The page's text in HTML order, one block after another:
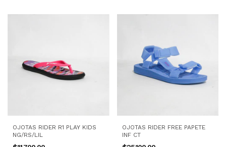
OJOTAS RIDER R1 PLAY KIDS
NG/RS/LIL
OJOTAS RIDER FREE PAPETE
INF CT